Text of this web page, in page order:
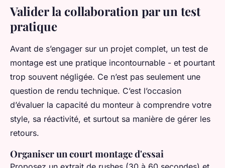
Valider la collaboration par un test
pratique
Avant de s’engager sur un projet complet, un test de
montage est une pratique incontournable - et pourtant
trop souvent négligée. Ce n’est pas seulement une
question de rendu technique. C’est l’occasion
d’évaluer la capacité du monteur à comprendre votre
style, sa réactivité, et surtout sa manière de gérer les
retours.
Organiser un court montage d'essai